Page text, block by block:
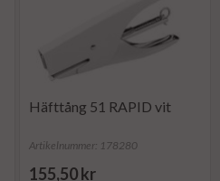
Häfttång 51 RAPID vit
Artikelnummer: 178280
155,50 kr